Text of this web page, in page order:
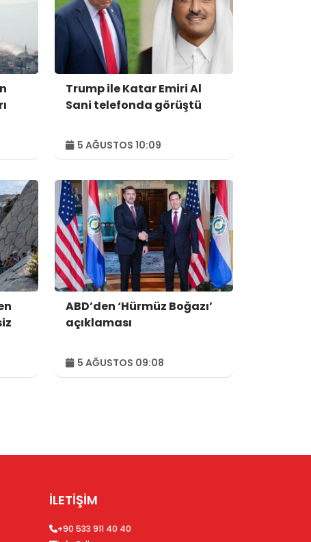
Trump ile Katar Emiri Al
Sani telefonda görüştü
5 AĞUSTOS 10:09
ABD’den ‘Hürmüz Boğazı’
açıklaması
5 AĞUSTOS 09:08
İLETİŞİM
+90 533 911 40 40